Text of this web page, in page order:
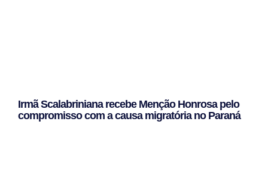
Irmã Scalabriniana recebe Menção Honrosa pelo
compromisso com a causa migratória no Paraná